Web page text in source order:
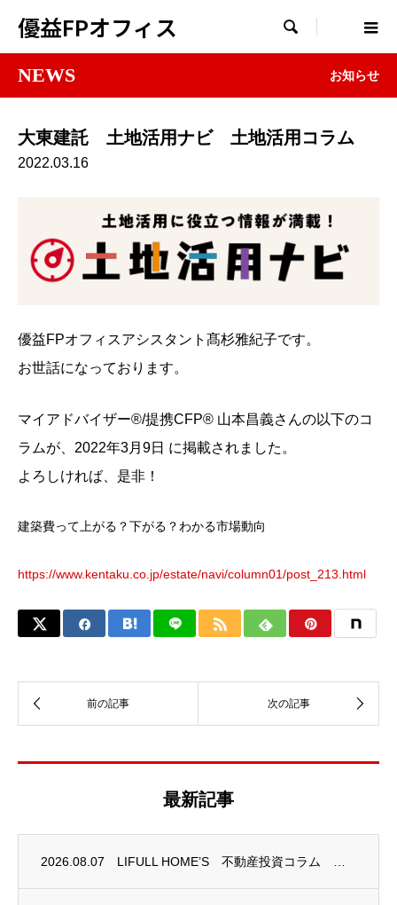
優益FPオフィス 
NEWS お知らせ
大東建託 土地活用ナビ 土地活用コラム
2022.03.16
優益FPオフィスアシスタント髙杉雅紀子です。
お世話になっております。
マイアドバイザー®/提携CFP®︎ 山本昌義さんの以下のコ
ラムが、2022年3月9日 に掲載されました。
よろしければ、是非！
建築費って上がる？下がる？わかる市場動向
https://www.kentaku.co.jp/estate/navi/column01/post_213.html
最新記事
2026.08.07